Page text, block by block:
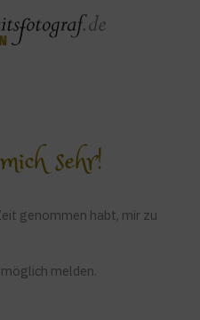
sehr!
genommen habt, mir zu
melden.